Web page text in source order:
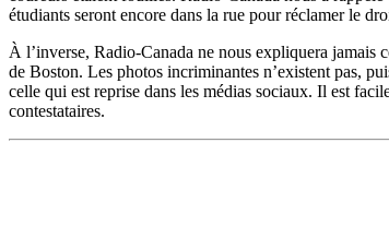
étudiants seront encore dans la rue pour réclamer le
À l’inverse, Radio-Canada ne nous expliquera jamais
de Boston. Les photos incriminantes n’existent pas,
celle qui est reprise dans les médias sociaux. Il est
contestataires.